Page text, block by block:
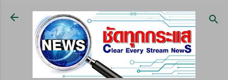
ข้ามไปที่เนื้อหาหลัก